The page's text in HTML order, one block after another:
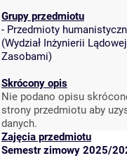
Grupy przedmiotu
- Przedmioty
(Wydział Inżynierii
Zasobami)
Skrócony opis
Nie podano opisu
strony przedmiotu aby
danych.
Zajęcia przedmiotu
Semestr zimowy 2025/